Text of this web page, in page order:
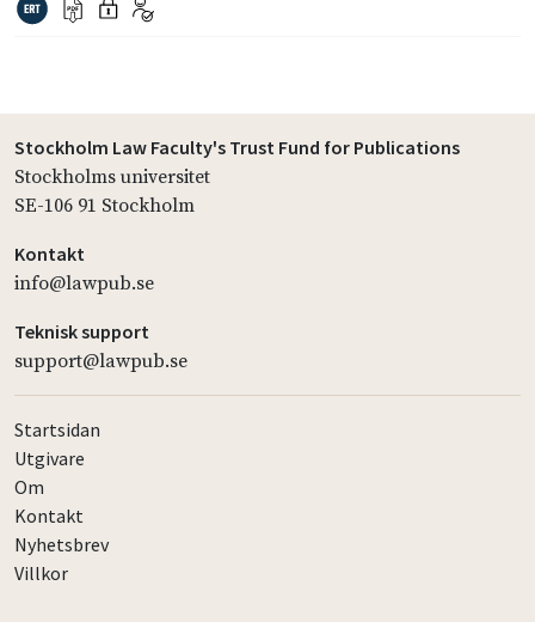
Stockholm Law Faculty's Trust Fund for Publications
Stockholms universitet
SE-106 91 Stockholm
Kontakt
info@lawpub.se
Teknisk support
support@lawpub.se
Startsidan
Utgivare
Om
Kontakt
Nyhetsbrev
Villkor